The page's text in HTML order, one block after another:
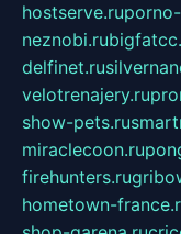
hostserve.ru
neznobi.ru
delfinet.ru
velotrenajery.ru
show-pets.ru
miraclecoon.ru
firehunters.ru
hometown-